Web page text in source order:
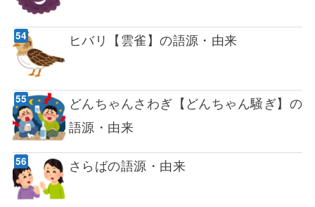
ヒバリ【雲雀】の語源・由来
どんちゃんさわぎ【どんちゃん騒ぎ】の
語源・由来
さらばの語源・由来